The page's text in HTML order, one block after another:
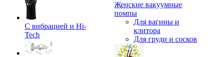
С вибрацией и Hi-
Tech
Женские вакуумные
помпы
Для вагины и
клитора
Для груди и сосков